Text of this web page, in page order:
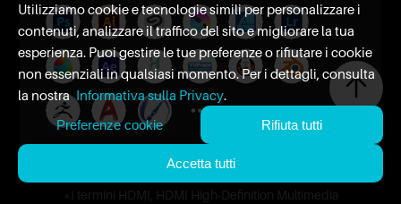
*I termini HDMI, HDMI High-Definition Multimedia
Utilizziamo cookie e tecnologie simili per personalizzare i
contenuti, analizzare il traffico del sito e migliorare la tua
esperienza. Puoi gestire le tue preferenze o rifiutare i cookie
non essenziali in qualsiasi momento. Per i dettagli, consulta
la nostra Informativa sulla Privacy.
Preferenze cookie Rifiuta tutti
Accetta tutti